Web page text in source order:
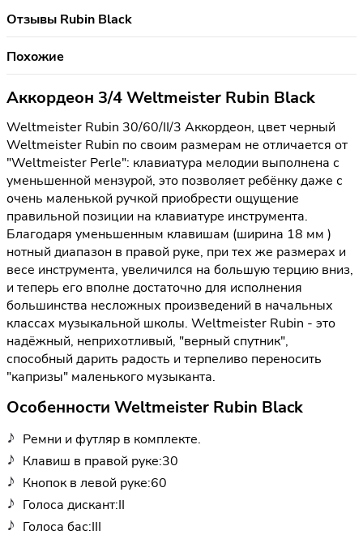
Отзывы Rubin Black
Похожие
Аккордеон 3/4 Weltmeister Rubin Black
Weltmeister Rubin 30/60/II/3 Аккордеон, цвет черный
Weltmeister Rubin по своим размерам не отличается от
"Weltmeister Perle": клавиатура мелодии выполнена с
уменьшенной мензурой, это позволяет ребёнку даже с
очень маленькой ручкой приобрести ощущение
правильной позиции на клавиатуре инструмента.
Благодаря уменьшенным клавишам (ширина 18 мм )
нотный диапазон в правой руке, при тех же размерах и
весе инструмента, увеличился на большую терцию вниз,
и теперь его вполне достаточно для исполнения
большинства несложных произведений в начальных
классах музыкальной школы. Weltmeister Rubin - это
надёжный, неприхотливый, "верный спутник",
способный дарить радость и терпеливо переносить
"капризы" маленького музыканта.
Особенности Weltmeister Rubin Black
Ремни и футляр в комплекте.
Клавиш в правой руке:30
Кнопок в левой руке:60
Голоса дискант:II
Голоса бас:III